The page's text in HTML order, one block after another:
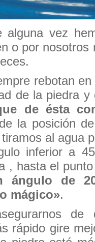
alguna vez
o por nosotros
rebotan
de la piedra
de ésta
la posición
al agua
inferior a
, hasta el
ángulo de
mágico».
de
rápido gire